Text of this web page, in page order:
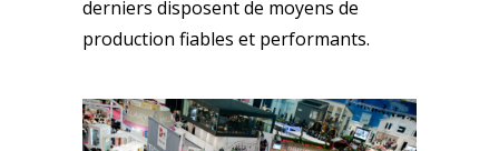
derniers disposent de moyens de
production fiables et performants.